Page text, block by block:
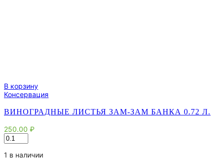
В корзину
Консервация
ВИНОГРАДНЫЕ ЛИСТЬЯ ЗАМ-ЗАМ БАНКА 0.72 Л.
250.00 ₽
Количество
товара
Виноградные
1 в наличии